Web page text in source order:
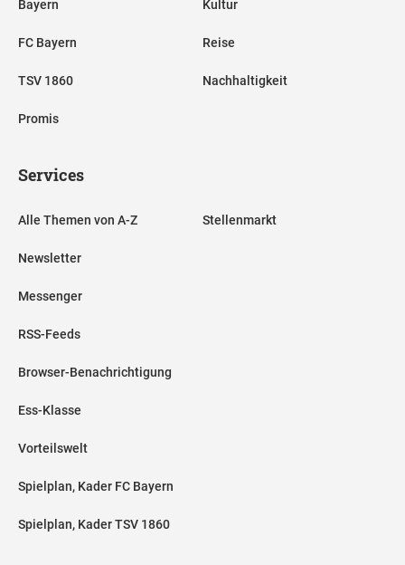
Bayern
FC Bayern
TSV 1860
Promis
Kultur
Reise
Nachhaltigkeit
Services
Alle Themen von A-Z
Newsletter
Messenger
RSS-Feeds
Browser-Benachrichtigung
Ess-Klasse
Vorteilswelt
Spielplan, Kader FC Bayern
Spielplan, Kader TSV 1860
Stellenmarkt